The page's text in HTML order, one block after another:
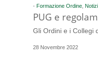
- Formazione Ordine,
PUG e
Gli Ordini e i Collegi
28 Novembre 2022